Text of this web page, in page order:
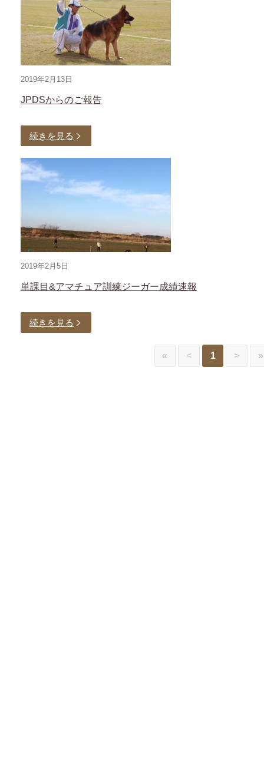
2019年2月13日
JPDSからのご報告
続きを見る
2019年2月5日
単課目&アマチュア訓練ジーガー成績速報
続きを見る
« < 1 > »